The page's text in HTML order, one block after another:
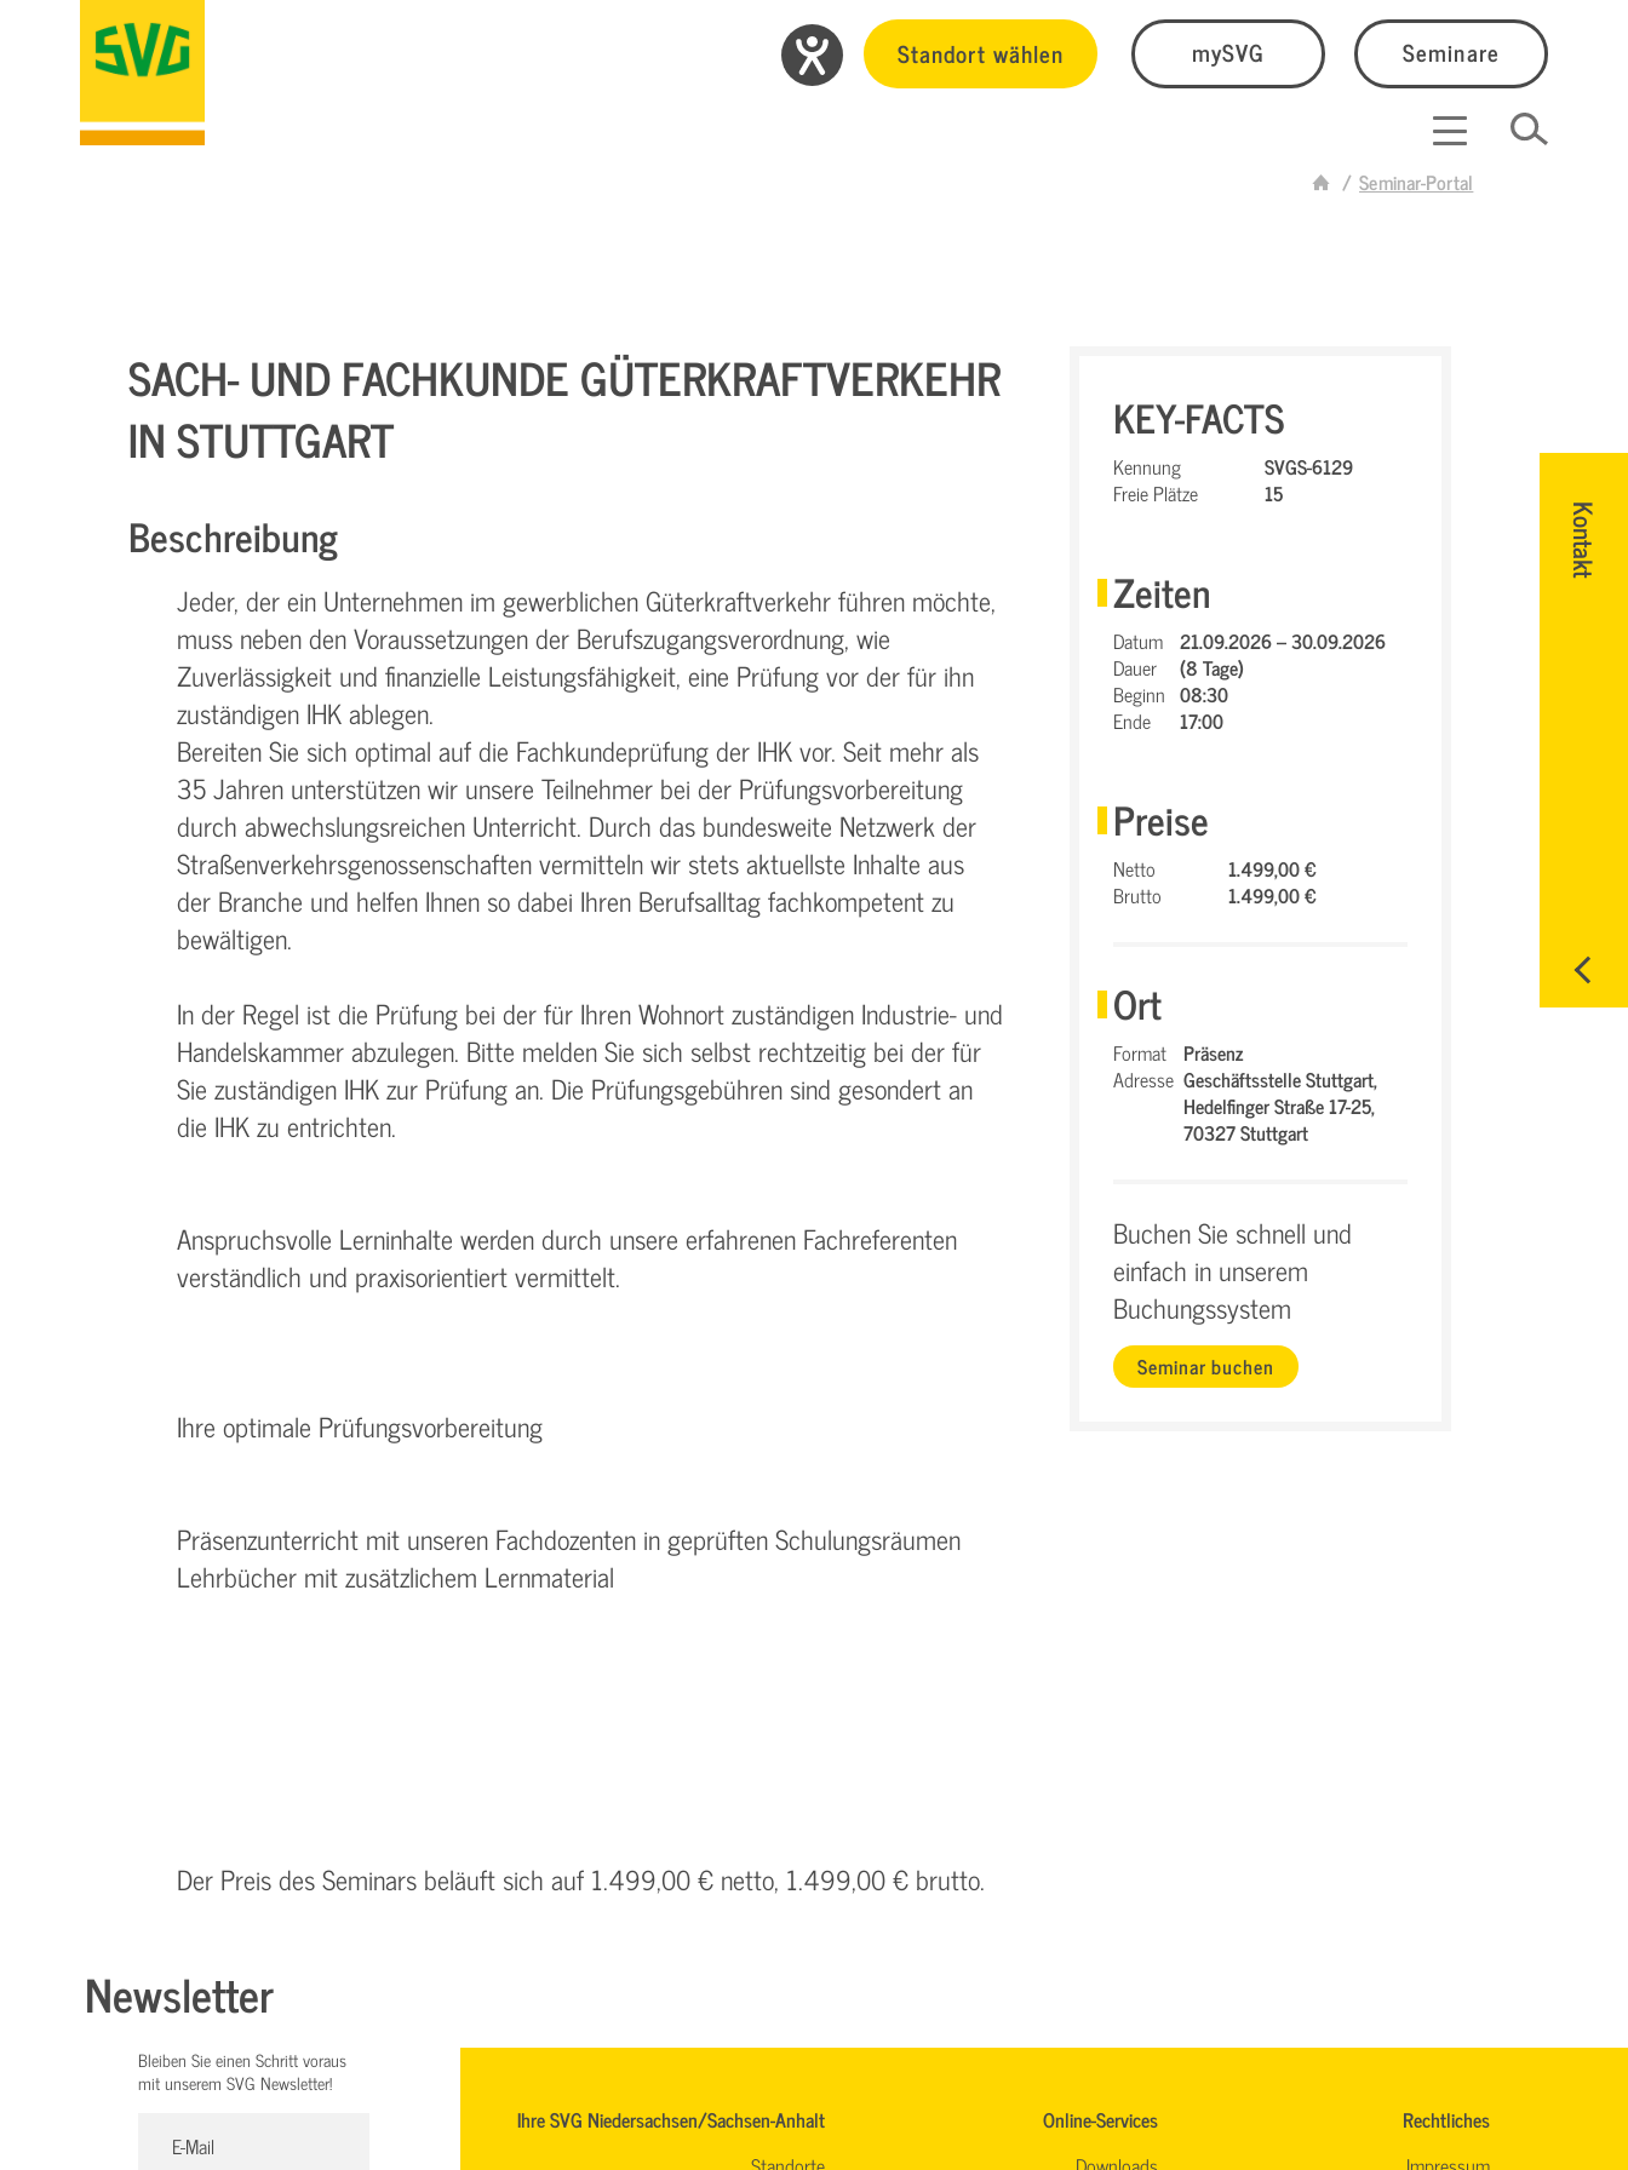
Standort wählen mySVG Seminare
Seminar-Portal
Kontakt
SACH- UND FACHKUNDE GÜTERKRAFTVERKEHR
IN STUTTGART
Beschreibung
Jeder, der ein Unternehmen im gewerblichen Güterkraftverkehr führen möchte,
muss neben den Voraussetzungen der Berufszugangsverordnung, wie
Zuverlässigkeit und finanzielle Leistungsfähigkeit, eine Prüfung vor der für ihn
zuständigen IHK ablegen.
Bereiten Sie sich optimal auf die Fachkundeprüfung der IHK vor. Seit mehr als
35 Jahren unterstützen wir unsere Teilnehmer bei der Prüfungsvorbereitung
durch abwechslungsreichen Unterricht. Durch das bundesweite Netzwerk der
Straßenverkehrsgenossenschaften vermitteln wir stets aktuellste Inhalte aus
der Branche und helfen Ihnen so dabei Ihren Berufsalltag fachkompetent zu
bewältigen.
In der Regel ist die Prüfung bei der für Ihren Wohnort zuständigen Industrie- und
Handelskammer abzulegen. Bitte melden Sie sich selbst rechtzeitig bei der für
Sie zuständigen IHK zur Prüfung an. Die Prüfungsgebühren sind gesondert an
die IHK zu entrichten.
Anspruchsvolle Lerninhalte werden durch unsere erfahrenen Fachreferenten
verständlich und praxisorientiert vermittelt.
Ihre optimale Prüfungsvorbereitung
Präsenzunterricht mit unseren Fachdozenten in geprüften Schulungsräumen
Lehrbücher mit zusätzlichem Lernmaterial
Der Preis des Seminars beläuft sich auf 1.499,00 € netto, 1.499,00 € brutto.
KEY-FACTS
Kennung
SVGS-6129
Freie Plätze
15
Zeiten
Datum 21.09.2026 – 30.09.2026
Dauer
(8 Tage)
Beginn 08:30
Ende
17:00
Preise
Netto
1.499,00 €
Brutto
1.499,00 €
Ort
Format Präsenz
Adresse Geschäftsstelle Stuttgart,
Hedelfinger Straße 17-25,
70327 Stuttgart
Buchen Sie schnell und
einfach in unserem
Buchungssystem
Seminar buchen
Newsletter
Bleiben Sie einen Schritt voraus
mit unserem SVG Newsletter!
Ihre SVG Niedersachsen/Sachsen-Anhalt
Online-Services
Rechtliches